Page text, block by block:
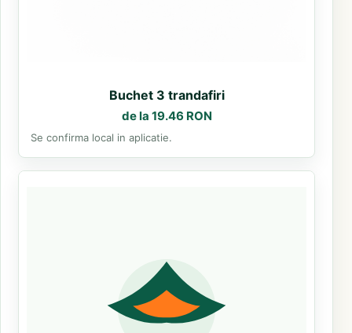
Buchet 3 trandafiri
de la 19.46 RON
Se confirma local in aplicatie.